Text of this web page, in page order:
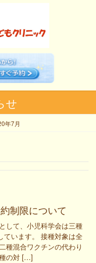
せ
年7月
制限について
して、小児科学会は三種
ています。 接種対象は全
種混合ワクチンの代わり
の対 […]